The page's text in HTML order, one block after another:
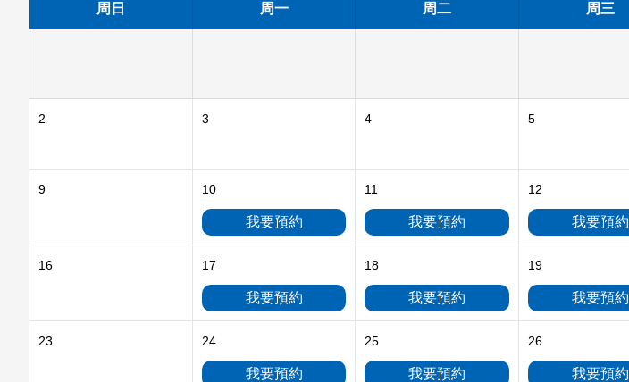
周日 周一 周二 周三
2 3 4 5
9 10 11 12
我要預約 我要預約 我要預約
16 17 18 19
我要預約 我要預約 我要預約
23 24 25 26
我要預約 我要預約 我要預約